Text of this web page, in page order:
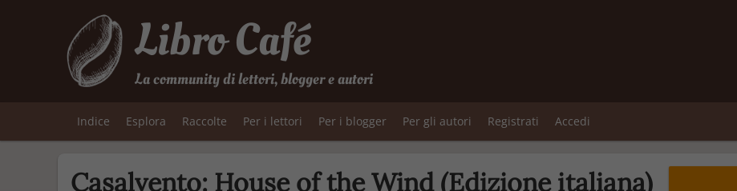
Libro Café
La community di lettori, blogger e autori
Indice Esplora Raccolte Per i lettori Per i blogger Per gli autori Registrati Accedi
Casalvento: House of the Wind (Edizione italiana)